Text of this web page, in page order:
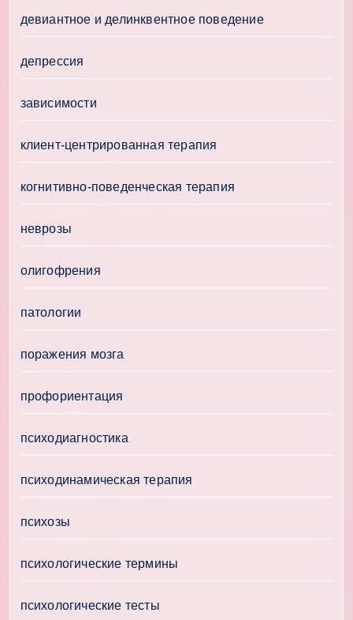
девиантное и делинквентное поведение
депрессия
зависимости
клиент-центрированная терапия
когнитивно-поведенческая терапия
неврозы
олигофрения
патологии
поражения мозга
профориентация
психодиагностика
психодинамическая терапия
психозы
психологические термины
психологические тесты